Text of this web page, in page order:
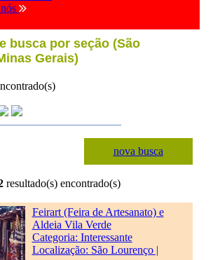
busca por seção (São
Gerais)
nova busca
resultado(s) encontrado(s)
Feirart (Feira de Artesanato) e
Aldeia Vila Verde
Categoria: Interessante
Localização: São Lourenço |